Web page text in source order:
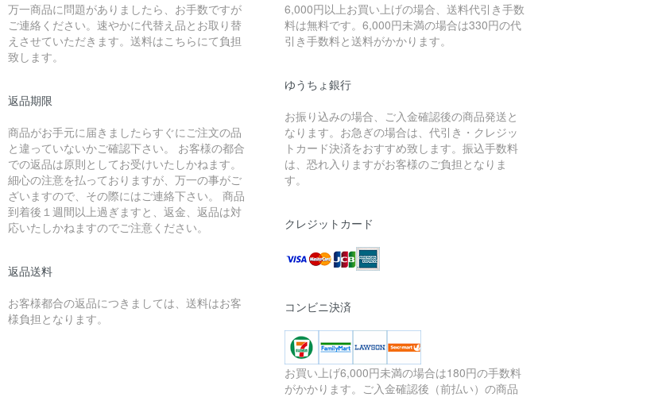
万一商品に問題がありましたら、お手数ですが
ご連絡ください。速やかに代替え品とお取り替
えさせていただきます。送料はこちらにて負担
致します。
返品期限
商品がお手元に届きましたらすぐにご注文の品
と違っていないかご確認下さい。 お客様の都合
での返品は原則としてお受けいたしかねます。
細心の注意を払っておりますが、万一の事がご
ざいますので、その際にはご連絡下さい。 商品
到着後１週間以上過ぎますと、返金、返品は対
応いたしかねますのでご注意ください。
返品送料
お客様都合の返品につきましては、送料はお客
様負担となります。
6,000円以上お買い上げの場合、送料代引き手数
料は無料です。6,000円未満の場合は330円の代
引き手数料と送料がかかります。
ゆうちょ銀行
お振り込みの場合、ご入金確認後の商品発送と
なります。お急ぎの場合は、代引き・クレジッ
トカード決済をおすすめ致します。振込手数料
は、恐れ入りますがお客様のご負担となりま
す。
クレジットカード
コンビニ決済
お買い上げ6,000円未満の場合は180円の手数料
がかかります。ご入金確認後（前払い）の商品